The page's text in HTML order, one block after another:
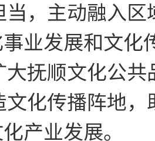
当，主动融入
业发展和文化
大抚顺文化公
文化传播阵地，
产业发展。